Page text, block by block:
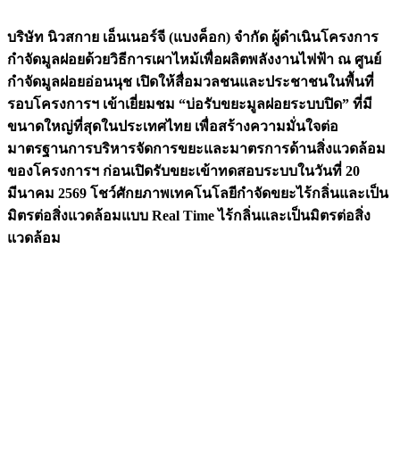
บริษัท นิวสกาย เอ็นเนอร์จี (แบงค็อก) จำกัด ผู้ดำเนินโครงการ
กำจัดมูลฝอยด้วยวิธีการเผาไหม้เพื่อผลิตพลังงานไฟฟ้า ณ ศูนย์
กำจัดมูลฝอยอ่อนนุช เปิดให้สื่อมวลชนและประชาชนในพื้นที่
รอบโครงการฯ เข้าเยี่ยมชม “บ่อรับขยะมูลฝอยระบบปิด” ที่มี
ขนาดใหญ่ที่สุดในประเทศไทย เพื่อสร้างความมั่นใจต่อ
มาตรฐานการบริหารจัดการขยะและมาตรการด้านสิ่งแวดล้อม
ของโครงการฯ ก่อนเปิดรับขยะเข้าทดสอบระบบในวันที่ 20
มีนาคม 2569 โชว์ศักยภาพเทคโนโลยีกำจัดขยะไร้กลิ่นและเป็น
มิตรต่อสิ่งแวดล้อมแบบ Real Time ไร้กลิ่นและเป็นมิตรต่อสิ่ง
แวดล้อม